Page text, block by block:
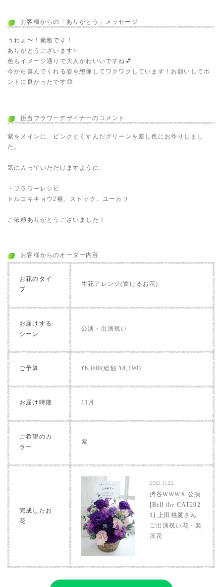
お客様からの「ありがとう」メッセージ
うわぁ〜！素敵です！
ありがとうございます✨
色もイメージ通りで大人かわいいですね💕
今から喜んでくれる姿を想像してワクワクしています！お願いしてホ
ントに良かったです😊
担当フラワーデザイナーのコメント
紫をメインに、ピンクとくすんだグリーンを差し色にお作りしまし
た。
気に入っていただけますように。
・フラワーレシピ
トルコキキョウ2種、ストック、ユーカリ
ご依頼ありがとうございました！
お客様からのオーダー内容
お花のタイ
プ
生花アレンジ(置けるお花)
お届けする
シーン
公演・出演祝い
ご予算 ¥6,000(総額 ¥8,190)
お届け時期 11月
ご希望のカ
ラー
紫
完成したお
花
2021.11.22
渋谷WWWX 公演
[Bell the CAT202
1] 上田桃夏さん
ご出演祝い花・楽
屋花